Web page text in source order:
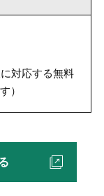
対応する無料
）